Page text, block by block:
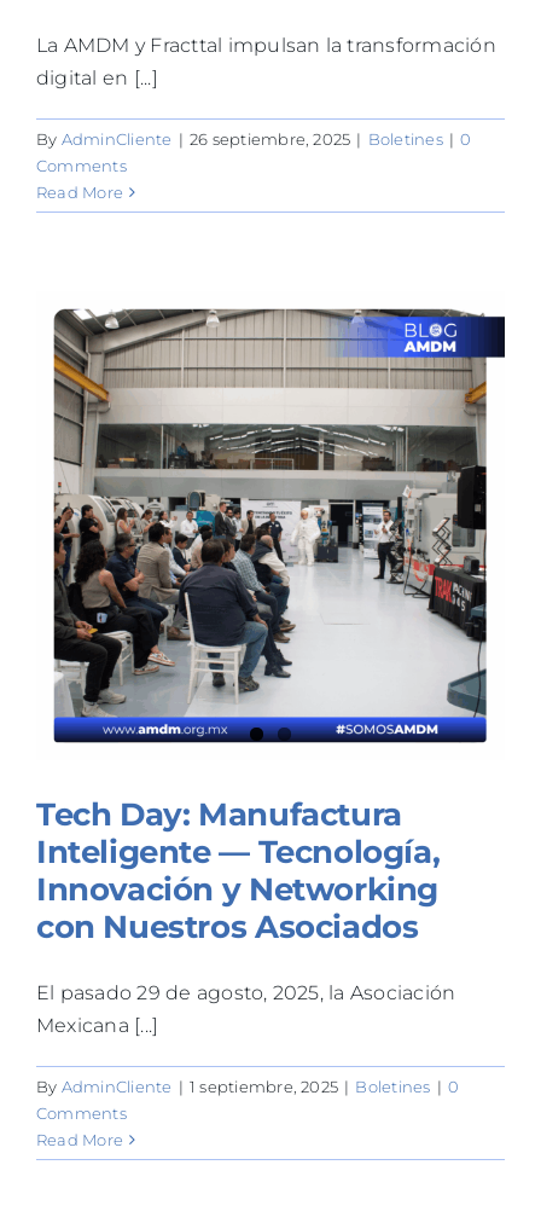
La AMDM y Fracttal impulsan la transformación
digital en [...]
By AdminCliente | 26 septiembre, 2025 | Boletines | 0
Comments
Read More
Tech Day: Manufactura
Inteligente — Tecnología,
Innovación y Networking
con Nuestros Asociados
El pasado 29 de agosto, 2025, la Asociación
Mexicana [...]
By AdminCliente | 1 septiembre, 2025 | Boletines | 0
Comments
Read More